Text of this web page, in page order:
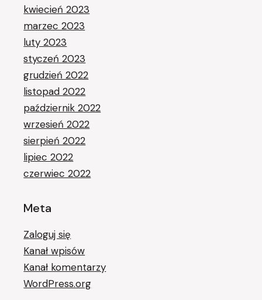
kwiecień 2023
marzec 2023
luty 2023
styczeń 2023
grudzień 2022
listopad 2022
październik 2022
wrzesień 2022
sierpień 2022
lipiec 2022
czerwiec 2022
Meta
Zaloguj się
Kanał wpisów
Kanał komentarzy
WordPress.org